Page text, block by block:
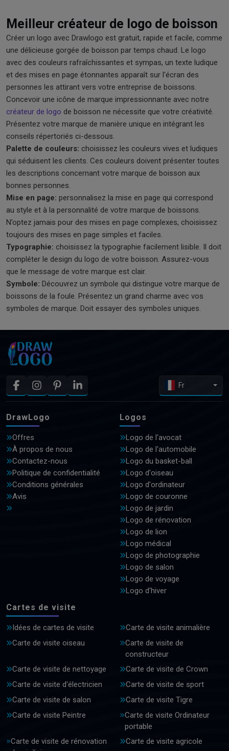
Meilleur créateur de logo de boisson
Créer un logo avec Drawlogo est gratuit, rapide et facile, comme
une délicieuse gorgée de boisson par temps chaud. Le logo
avec des couleurs rafraîchissantes et sympas, un texte ludique
et des mises en page étonnantes apparaît sur l'écran des
personnes les attirant vers votre entreprise de boissons.
Concevoir une icône de marque impressionnante avec notre
créateur de logo de boisson ne nécessite que votre créativité.
Présentez votre marque de manière unique en intégrant les
conseils répertoriés ci-dessous.
Palette de couleurs: choisissez les couleurs vives et ludiques
qui séduisent les clients. Ces couleurs doivent présenter toutes
les descriptions concernant votre marque de boisson aux
bonnes personnes.
Mise en page: personnalisez la mise en page qui correspond
au style et à la personnalité de votre marque de boissons.
N’optez jamais pour des mises en page complexes, choisissez
toujours des mises en page simples et faciles.
Typographie: choisissez la typographie facilement lisible. Il doit
compléter le design du logo de votre boisson. Assurez-vous
que le message de votre marque est clair.
Symbole: Découvrez un symbole qui distingue votre marque de
boissons de la foule. Présentez un grand charme avec vos
symboles de marque. Doit essayer des symboles uniques.
Fr
DrawLogo
Offres
À propos de nous
Contactez-nous
Politique de confidentialité
Conditions générales
Avis
Logos
Logo de l'avocat
Logo de l'automobile
Logo du basket-ball
Logo d'oiseau
Logo d'ordinateur
Logo de couronne
Logo de jardin
Logo de rénovation
Logo de lion
Logo médical
Logo de photographie
Logo de salon
Logo de voyage
Logo d'hiver
Cartes de visite
Idées de cartes de visite
Carte de visite animalière
Carte de visite oiseau
Carte de visite de
constructeur
Carte de visite de nettoyage
Carte de visite de Crown
Carte de visite d'électricien
Carte de visite de sport
Carte de visite de salon
Carte de visite Tigre
Carte de visite Peintre
Carte de visite Ordinateur
portable
Carte de visite de rénovation
Carte de visite agricole